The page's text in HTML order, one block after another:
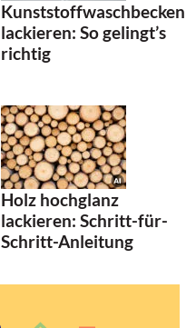
Kunststoffwaschbecken
lackieren: So gelingt’s
richtig
Holz hochglanz
lackieren: Schritt-für-
Schritt-Anleitung